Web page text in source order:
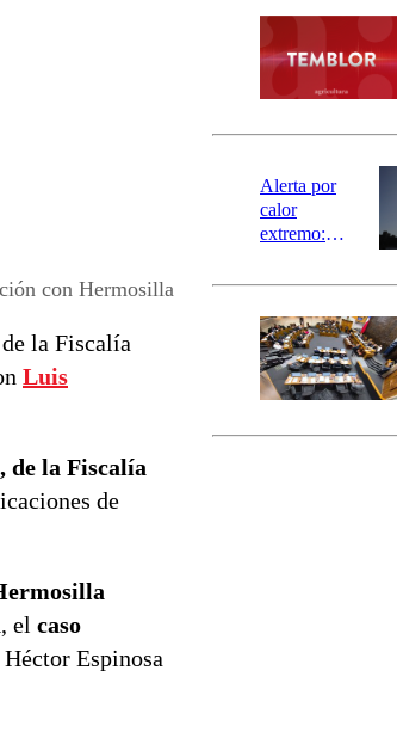
con Hermosilla
la Fiscalía
Luis
de la Fiscalía
de
, el caso
Espinosa
río Damas:
activa
mensajería
SAE
Alerta por
calor
extremo:
activa Alerta
Preventiva en
tres comunas